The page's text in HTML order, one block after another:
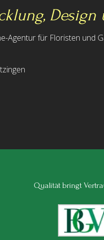
Agentur für Floristen und
Qualität bringt